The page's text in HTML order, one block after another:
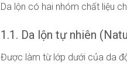
Da lộn có hai nhóm chất liệu
1.1. Da lộn tự nhiên
Được làm từ lớp dưới của da